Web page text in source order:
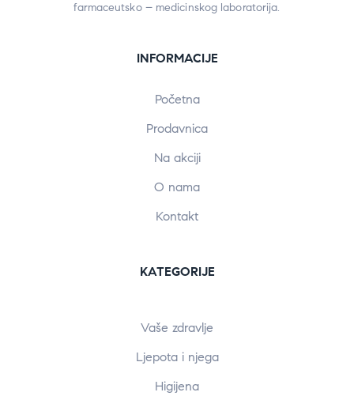
farmaceutsko – medicinskog laboratorija.
INFORMACIJE
Početna
Prodavnica
Na akciji
O nama
Kontakt
KATEGORIJE
Vaše zdravlje
Ljepota i njega
Higijena